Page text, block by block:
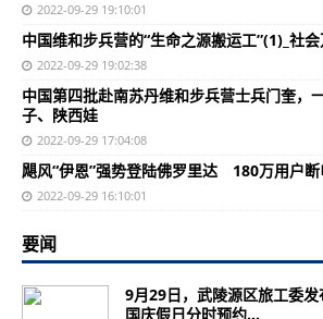
2022-09-29 19:10:01
中国维和步兵营的“生命之源搬运工”(1)_社
2022-09-29 19:02:38
中国第四批赴南苏丹维和步兵营士兵门奎，
子、陕西娃
2022-09-29 17:04:08
飓风“伊恩”强势登陆佛罗里达 180万用户断
2022-09-29 16:10:01
要闻
9月29日，武陵源区旅工委
国庆假日分时预约...